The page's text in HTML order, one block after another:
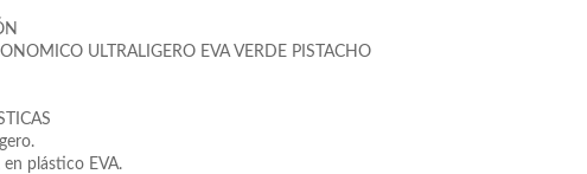
ULTRALIGERO EVA VERDE PISTACHO
en plástico EVA.